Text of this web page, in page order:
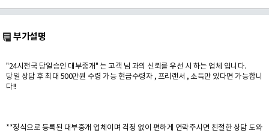
부가설명
"24시전국 당일승인 대부중개" 는 고객 님 과의 신뢰를 우선 시 하는 업체 입니다.
당일 상담 후 최대 500만원 수령 가능 현금수령자 , 프리랜서 , 소득만 있다면 가능합니
다!!
**정식으로 등록된 대부중개 업체이며 걱정 없이 편하게 연락주시면 친절한 상담 도와